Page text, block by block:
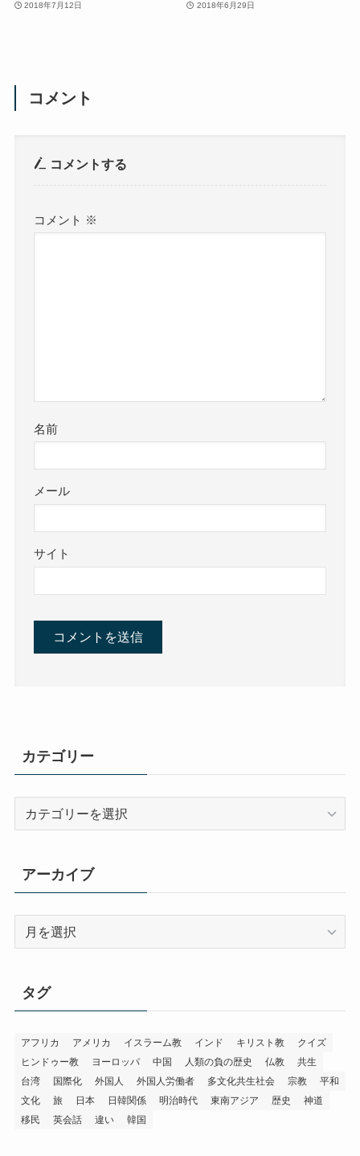
2018年7月12日 2018年6月29日
コメント
コメントする
コメント ※
名前
メール
サイト
カテゴリー
リ
ー
アーカイブ
ブ
タグ
アフリカ アメリカ イスラーム教 インド キリスト教
クイズ
ヒンドゥー教
ヨーロッパ 中国 人類の負の歴史 仏教
共生
台湾
国際化 外国人 外国人労働者 多文化共生社会 宗教
平和
文化
旅 日本 日韓関係 明治時代 東南アジア 歴史
神道
移民
英会話 違い 韓国